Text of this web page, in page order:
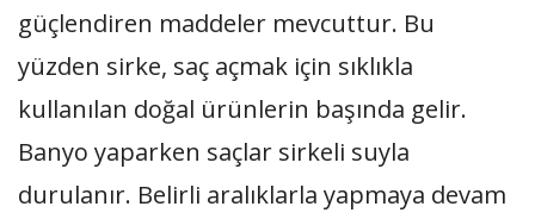
güçlendiren maddeler mevcuttur. Bu
yüzden sirke, saç açmak için sıklıkla
kullanılan doğal ürünlerin başında gelir.
Banyo yaparken saçlar sirkeli suyla
durulanır. Belirli aralıklarla yapmaya devam